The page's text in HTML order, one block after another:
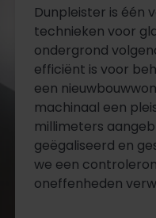
Dunpleister is één
technieken voor
ondergrond
efficiënt is voor
een
machinaal een
millimeters
geëgaliseerd en
we een
oneffenheden